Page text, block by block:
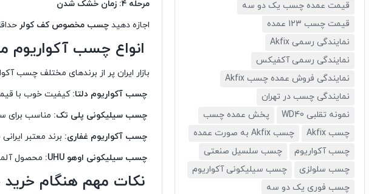
قیمت عمده چسب یک دو سه
قیمت چسب 123 عمده
نمایندگی رسمی Akfix
نمایندگی رسمی آکفیکس
نمایندگی فروش عمده چسب Akfix
نمایندگی چسب در تهران
نمونه تقلبی WD40
پخش عمده چسب
چسب Akfix
چسب Akfix به صورت عمده
چسب آکواریوم
چسب سلسیل صنعتی
چسب سلولزی
چسب سیلیکونی آکواریوم
چسب فوری یک دو سه
مرحله ۴: زمان خشک شدن
اجازه دهیدچسب مخصوص کف کولر حداقل ۲۴ ساعت در دمای اتاق خشک شود. در این مدت کولر را
انواع چسب آکواریوم
بازار ایران پر از برندهای مختلف چسب
چسب آکواریوم دلتا: کیفیت خوب با
چسب سیلیکونی پلی تک: مناسب برای
چسب آکواریوم غفاری: برند معتبر
چسب سیلیکونی اوهو UHU:
محصول
نکات مهم هنگام